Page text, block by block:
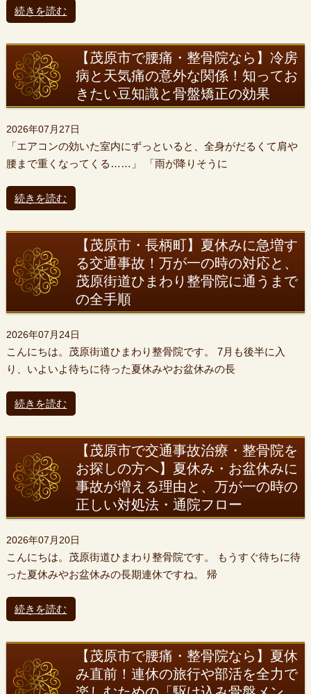
続きを読む
【茂原市で腰痛・整骨院なら】冷房
病と天気痛の意外な関係！知ってお
きたい豆知識と骨盤矯正の効果
2026年07月27日
「エアコンの効いた室内にずっといると、全身がだるくて肩や
腰まで重くなってくる……」 「雨が降りそうに
続きを読む
【茂原市・長柄町】夏休みに急増す
る交通事故！万が一の時の対応と、
茂原街道ひまわり整骨院に通うまで
の全手順
2026年07月24日
こんにちは。茂原街道ひまわり整骨院です。 7月も後半に入
り、いよいよ待ちに待った夏休みやお盆休みの長
続きを読む
【茂原市で交通事故治療・整骨院を
お探しの方へ】夏休み・お盆休みに
事故が増える理由と、万が一の時の
正しい対処法・通院フロー
2026年07月20日
こんにちは。茂原街道ひまわり整骨院です。 もうすぐ待ちに待
った夏休みやお盆休みの長期連休ですね。 帰
続きを読む
【茂原市で腰痛・整骨院なら】夏休
み直前！連休の旅行や部活を全力で